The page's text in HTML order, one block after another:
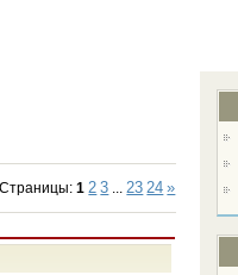
Страницы:1 2 3 23 24 »